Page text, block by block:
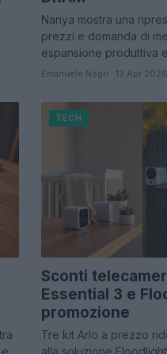
Nanya mostra una
prezzi e domanda di
espansione produttiva
Emanuele Negri · 13 Apr 2026
TECH
Sconti
Essential 3 e
promozione
Tre kit Arlo a prezzo